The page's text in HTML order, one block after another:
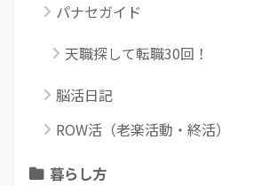
パナセガイド
天職探して転職30回！
脳活日記
ROW活（老楽活動・終活）
暮らし方